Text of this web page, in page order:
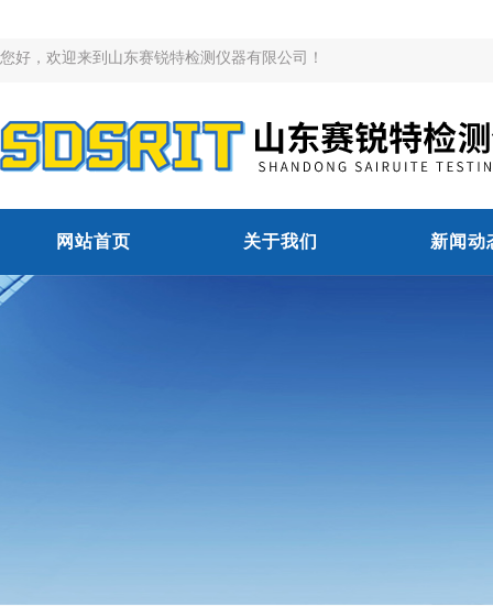
您好，欢迎来到山东赛锐特检测仪器有限公司！
网站首页 关于我们 新闻动